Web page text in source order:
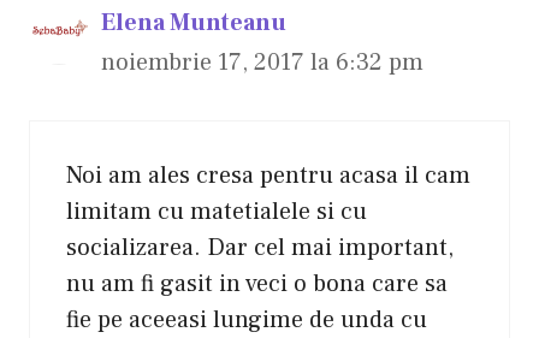
Elena Munteanu
noiembrie 17, 2017 la 6:32 pm
Noi am ales cresa pentru acasa il cam
limitam cu matetialele si cu
socializarea. Dar cel mai important,
nu am fi gasit in veci o bona care sa
fie pe aceeasi lungime de unda cu